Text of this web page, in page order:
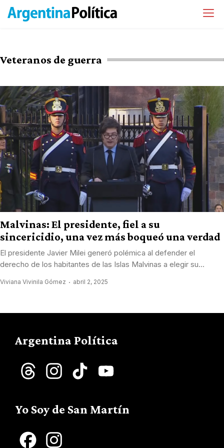
Veteranos de guerra
Malvinas: El presidente, fiel a su
sincericidio, una vez más boqueó una verdad
El presidente Javier Milei generó polémica al defender el
derecho de los habitantes de las Islas Malvinas a elegir su...
Viviana Vivinila Gómez abril 2, 2025
Argentina Política
Threads InstagramTikTok
Yo Soy de San Martín
Facebook